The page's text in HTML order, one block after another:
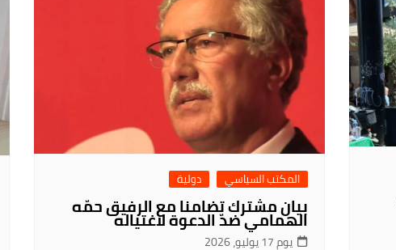
المكتب السياسي دولية
بيان مشترك تضامنا مع الرفيق حمّه
الهمامي ضدّ الدعوة لاغتياله
يوم 17 يوليو، 2026